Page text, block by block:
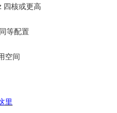
四核或更高
等配置
空间
里